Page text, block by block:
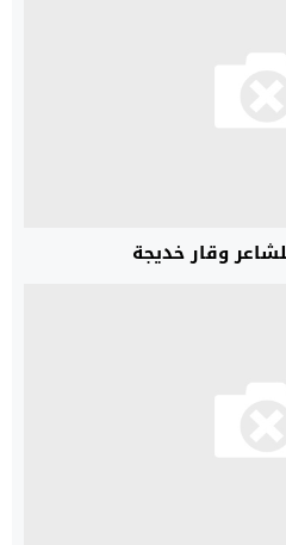
وقار خديجة